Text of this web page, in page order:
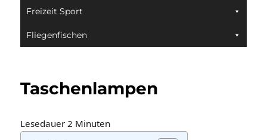
Freizeit Sport
Fliegenfischen
Taschenlampen
Lesedauer 2 Minuten